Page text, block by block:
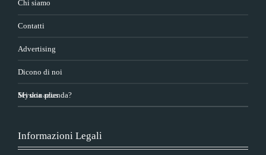
Chi siamo
Contatti
Advertising
Dicono di noi
Sei una azienda?
Myskin plus
Informazioni Legali